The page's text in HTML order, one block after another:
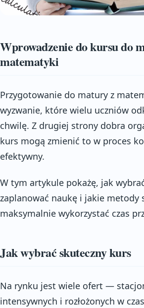
Wprowadzenie do kursu do
matematyki
Przygotowanie do matury z
wyzwanie, które wielu uczniów
chwilę. Z drugiej strony dobra
kurs mogą zmienić to w proces
efektywny.
W tym artykule pokażę, jak
zaplanować naukę i jakie metody
maksymalnie wykorzystać czas
Jak wybrać skuteczny kurs
Na rynku jest wiele ofert —
intensywnych i rozłożonych w